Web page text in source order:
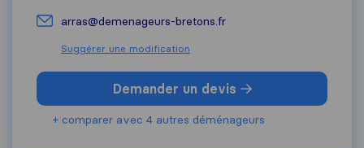
arras@demenageurs-bretons.fr
Suggérer une modification
Demander un devis
+ comparer avec 4 autres déménageurs